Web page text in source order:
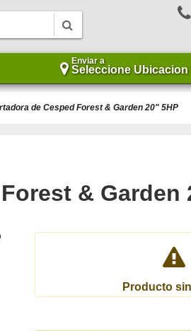
Enviar a
Seleccione Ubicacion
de Cesped Forest & Garden 20" 5HP
& Garden
Producto